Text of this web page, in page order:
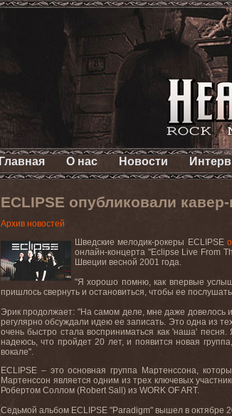
Главная О нас Новости
ECLIPSE опубликовали
Архив новостей
Шведские мелодик-рокеры ECLIPSE
онлайн-концерта "Eclipse Live From
Швеции весной 2001 года.
"Я хорошо помню, как впервые
пришлось свернуть и остановиться, чтобы ее
Эрик продолжает: "На самом деле, мне даже довелось
регулярно обсуждали идею ее записать. Это одна из
очень быстро стала восприниматься как 'наша'
надеюсь, что пройдет 20 лет, и появится новая
вокале".
ECLIPSE – это основная группа Мартенссона,
Мартенссон является одним из трех ключевых
Робертом Соллом (Robert Sall) из WORK OF ART.
Седьмой альбом ECLIPSE "Paradigm" вышел в октябре